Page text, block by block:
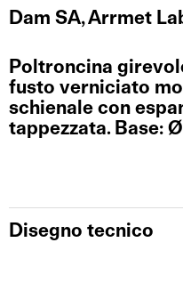
Dam SA, Arrmet
Poltroncina
fusto verniciato
schienale con
tappezzata. Base:
Disegno tecnico